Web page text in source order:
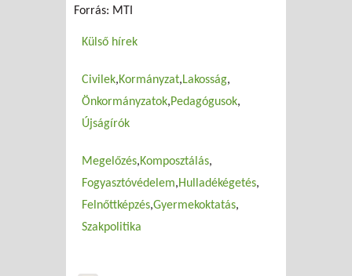
Forrás: MTI
Külső hírek
Civilek Kormányzat Lakosság
Önkormányzatok Pedagógusok
Újságírók
Megelőzés Komposztálás
Fogyasztóvédelem Hulladékégetés
Felnőttképzés Gyermekoktatás
Szakpolitika